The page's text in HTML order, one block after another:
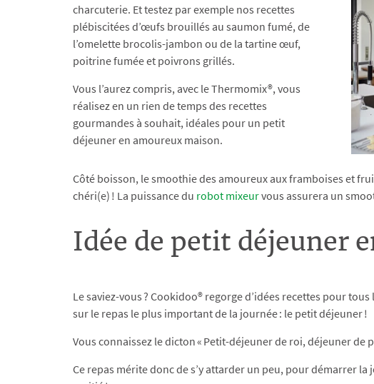
charcuterie. Et testez par exemple nos recettes
plébiscitées d’œufs brouillés au saumon fumé, de
l’omelette brocolis-jambon ou de la tartine œuf,
poitrine fumée et poivrons grillés.
Vous l’aurez compris, avec le Thermomix®, vous
réalisez en un rien de temps des recettes
gourmandes à souhait, idéales pour un petit
déjeuner en amoureux maison.
Côté boisson, le smoothie des amoureux aux framboises et
chéri(e) ! La puissance du robot mixeurvous assurera un
Idée de petit déjeuner
Le saviez-vous ? Cookidoo® regorge d’idées recettes pour
sur le repas le plus important de la journée : le petit déjeuner !
Vous connaissez le dicton « Petit-déjeuner de roi, déjeuner de
Ce repas mérite donc de s’y attarder un peu, pour démarrer